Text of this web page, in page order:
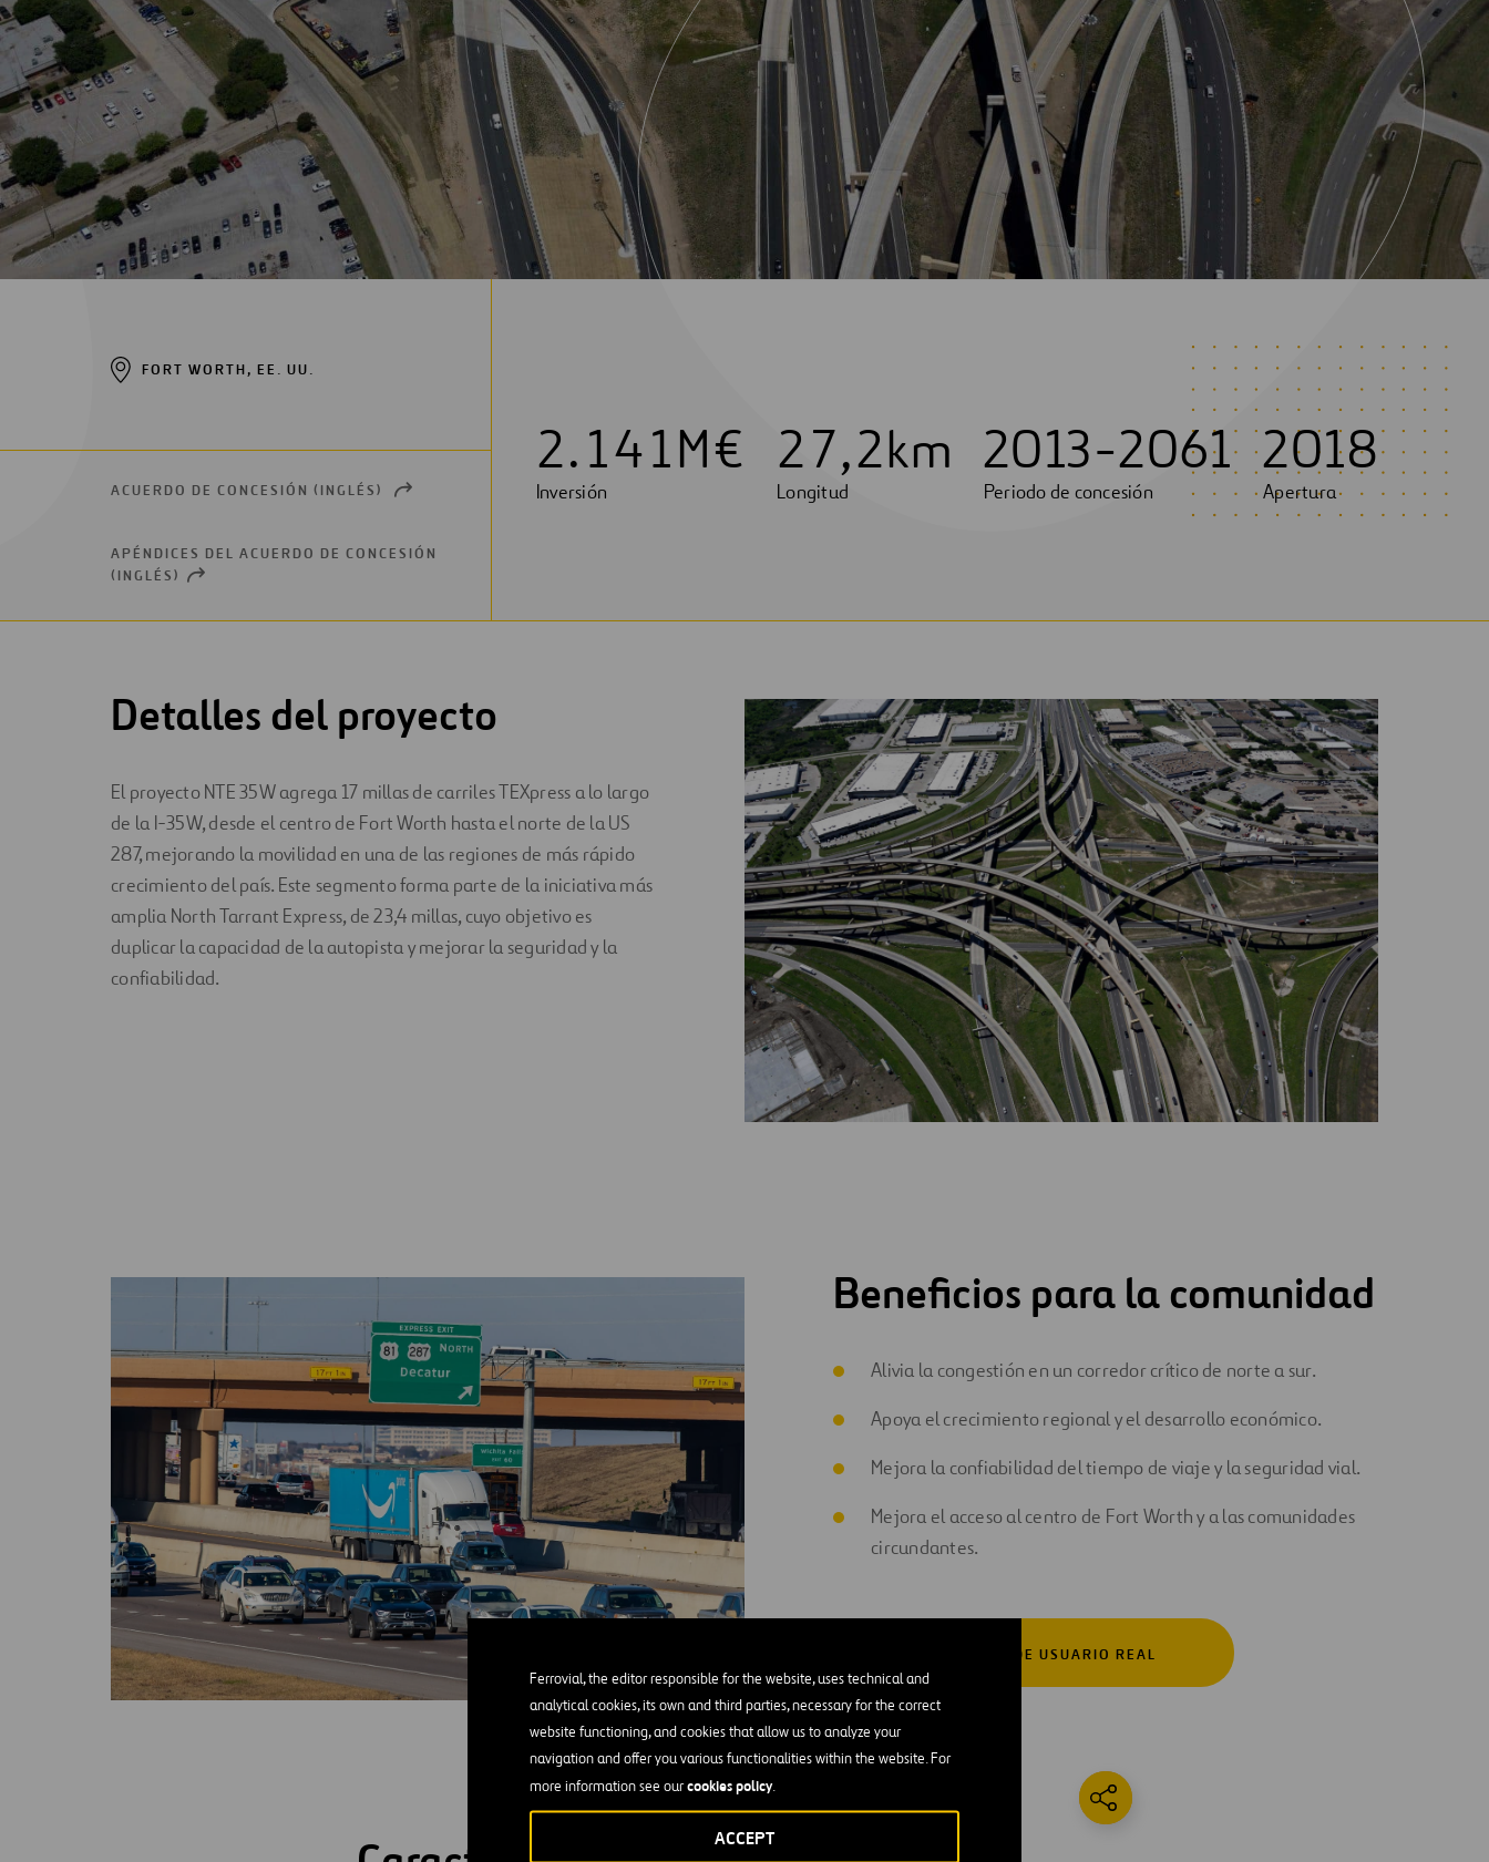
Ferrovial, the editor responsible for the website, uses technical and
analytical cookies, its own and third parties, necessary for the correct
website functioning, and cookies that allow us to analyze your
navigation and offer you various functionalities within the website. For
more information see ourcookies policy.
ACCEPT
Digitalización
Automatización
Ingeniería
FORT WORTH, EE. UU.
ACUERDO DE CONCESIÓN (INGLÉS)
OPEN
APÉNDICES DEL ACUERDO DE CONCESIÓN
(INGLÉS) OPEN
WINDOW
2.141M€
Inversión
27,2km
Longitud
2013-2061
Periodo de concesión
2018
Apertura
Detalles del proyecto
El proyecto NTE 35W agrega 17 millas de carriles TEXpress a lo largo
de la I-35W, desde el centro de Fort Worth hasta el norte de la US
287, mejorando la movilidad en una de las regiones de más rápido
crecimiento del país. Este segmento forma parte de la iniciativa más
amplia North Tarrant Express, de 23,4 millas, cuyo objetivo es
duplicar la capacidad de la autopista y mejorar la seguridad y la
confiabilidad.
Beneficios para la comunidad
Alivia la congestión en un corredor crítico de norte a sur.
Apoya el crecimiento regional y el desarrollo económico.
Mejora la confiabilidad del tiempo de viaje y la seguridad vial.
Mejora el acceso al centro de Fort Worth y a las comunidades
circundantes.
TESTIMONIO DE USUARIO REAL